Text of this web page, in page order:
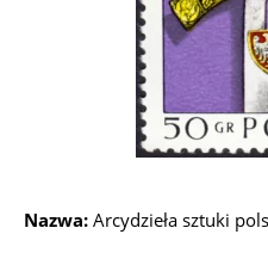
Nazwa: Arcydzieła sztuki